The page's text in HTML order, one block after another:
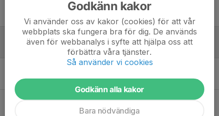
Ny chans att gå OVR i Gislaved
Inställd OVR utbildning och istider i Gislaved
14 sep 2025 0
17 maj 2025 0
Kompisdag 3 Januari
0
Godkänn kakor
Vi använder oss av kakor (cookies) för att vår
webbplats ska fungera bra för dig. De används
även för webbanalys i syfte att hjälpa oss att
förbättra våra tjänster.
Så använder vi cookies
Godkänn alla kakor
Bara nödvändiga